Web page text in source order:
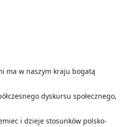
ma w naszym kraju bogatą
dyskursu społecznego,
i dzieje stosunków polsko-